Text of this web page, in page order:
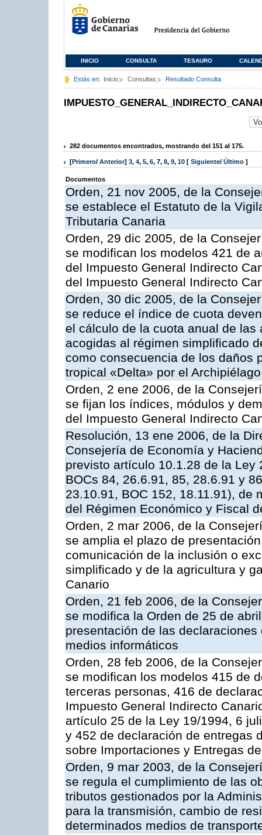
INICIO CONSULTA TESAURO
Estás en: Inicio Consultas Resultado Consulta
282 documentos encontrados, mostrando del 151 al 175.
[Primero/ Anterior] 3, 4, 5, 6, 7, 8, 9, 10 [ Siguiente/ Último ]
Documentos
Orden, 21 nov 2005, de la
se establece el Estatuto de la
Tributaria Canaria
Orden, 29 dic 2005, de la
se modifican los modelos 421 de
del Impuesto General Indirecto
del Impuesto General Indirecto
Orden, 30 dic 2005, de la
se reduce el índice de cuota
el cálculo de la cuota anual de
acogidas al régimen simplificado
como consecuencia de los daños
tropical «Delta» por el
Orden, 2 ene 2006, de la
se fijan los índices, módulos y
del Impuesto General Indirecto
Resolución, 13 ene 2006, de la
Consejería de Economía y
previsto artículo 10.1.28 de la Ley
BOCs 84, 26.6.91, 85, 28.6.91 y
23.10.91, BOC 152, 18.11.91), de
del Régimen Económico y Fiscal
Orden, 2 mar 2006, de la
se amplia el plazo de
comunicación de la inclusión o
simplificado y de la agricultura y
Canario
Orden, 21 feb 2006, de la
se modifica la Orden de 25 de
presentación de las
medios informáticos
Orden, 28 feb 2006, de la
se modifican los modelos 415 de
terceras personas, 416 de
Impuesto General Indirecto
artículo 25 de la Ley 19/1994, 6
y 452 de declaración de entregas
sobre Importaciones y Entregas
Orden, 9 mar 2003, de la
se regula el cumplimiento de las
tributos gestionados por la
para la transmisión, cambio de
determinados medios de